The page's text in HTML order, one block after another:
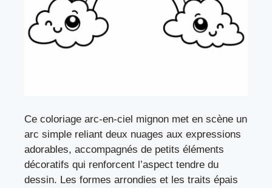
Ce coloriage arc-en-ciel mignon met en scène un
arc simple reliant deux nuages aux expressions
adorables, accompagnés de petits éléments
décoratifs qui renforcent l’aspect tendre du
dessin. Les formes arrondies et les traits épais